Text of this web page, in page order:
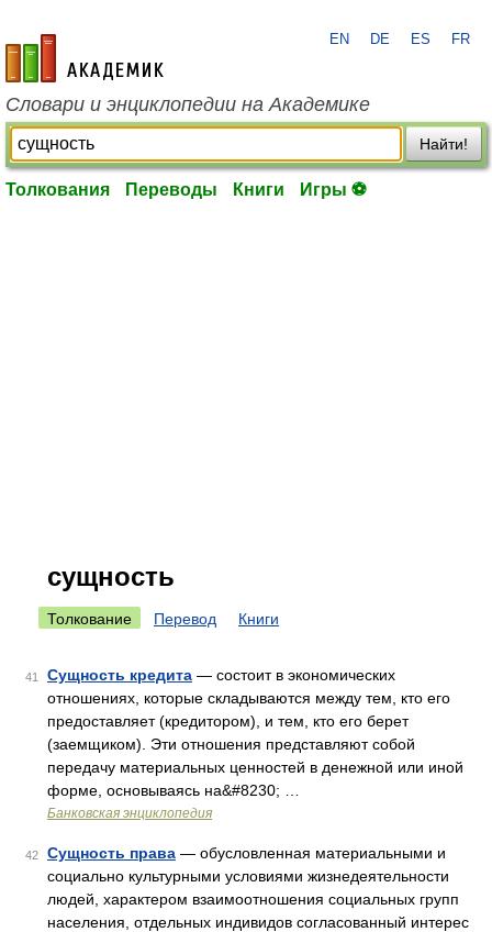
academic.ru
EN DE ES FR
Словари и энциклопедии на Академике
Найти!
Толкования Переводы Книги Игры ⚽
сущность
Толкование Перевод Книги
41 Сущность кредита — состоит в экономических
отношениях, которые складываются между тем, кто его
предоставляет (кредитором), и тем, кто его берет
(заемщиком). Эти отношения представляют собой
передачу материальных ценностей в денежной или иной
форме, основываясь на&#8230; …
Банковская энциклопедия
42 Сущность права — обусловленная материальными и
социально культурными условиями жизнедеятельности
людей, характером взаимоотношения социальных групп
населения, отдельных индивидов согласованный интерес